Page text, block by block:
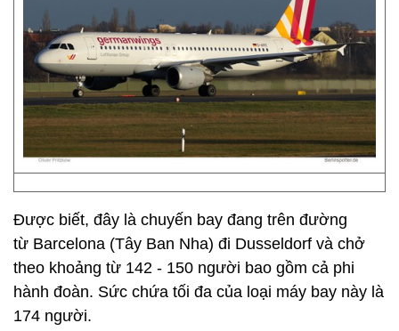
Được biết, đây là chuyến bay đang trên đường
từ Barcelona (Tây Ban Nha) đi Dusseldorf và chở
theo khoảng từ 142 - 150 người bao gồm cả phi
hành đoàn. Sức chứa tối đa của loại máy bay này là
174 người.